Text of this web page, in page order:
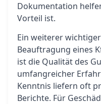
Dokumentation
Vorteil ist.
Ein weiterer
Beauftragung eines
ist die Qualität des
umfangreicher
Kenntnis liefern oft
Berichte. Für